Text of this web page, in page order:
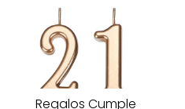
Regalos Cumple